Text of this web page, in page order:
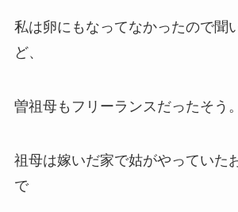
私は卵にもなってなかったので聞
ど、
曽祖母もフリーランスだったそう。
祖母は嫁いだ家で姑がやっていた
で